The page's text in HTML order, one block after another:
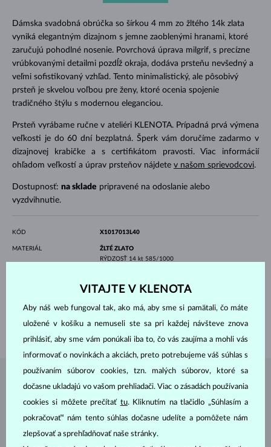
Dámska svadobná obrúčka so šírkou 4 mm zo žltého 14k zlata
vyniká elegantným dizajnom s jemne zaoblenými hranami, ktoré
zaručujú pohodlné nosenie. Povrchová úprava milgrif, s precízne
vrúbkovanými detailmi pozdĺž okraja, dodáva prsteňu nevšedný a
veľmi sofistikovaný vzhľad. Tento minimalistický, ale pôsobivý
prsteň je skvelou voľbou pre ženy, ktoré ocenia spojenie
tradičného štýlu s modernou eleganciou.
Prsteň vyrábame ručne v ateliéri KLENOTA. Prípadná prvá výmena
veľkosti je do 60 dní bezplatná. Šperk vám doručíme zadarmo v
dizajnovej krabičke a s certifikátom pravosti. Viac informácií
ohľadom veľkostí a úprav prsteňov nájdete v našom sprievodcovi.
Dostupnosť: na sklade pripravené na odoslanie alebo
vyzdvihnutie.
KÓD X1017013L40
MATERIÁL
ŽLTÉ ZLATO
RÝDZOSŤ 14 kt 585/1000
ŠÍRKA 4.00 mm
ŠPERKY ZATELIÉRU KLENOTA
VITAJTE V KLENOTA
Aby náš web fungoval tak, ako má, aby sme si pamätali, čo máte
uložené v košíku a nemuseli ste sa pri každej návšteve znova
prihlásiť, aby sme vám ponúkali iba to, čo vás zaujíma a mohli vás
informovať o novinkách a akciách, preto potrebujeme váš súhlas s
používaním súborov cookies, tzn. malých súborov, ktoré sa
dočasne ukladajú vo vašom prehliadači. Viac o zásadách používania
cookies si môžete prečítať tu. Kliknutím na tlačidlo „Súhlasím a
pokračovať“ nám tento súhlas dočasne udelíte a pomôžete nám
zlepšovať a sprehľadňovať naše stránky.